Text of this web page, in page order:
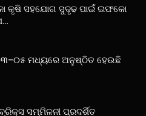
କୃଷି ସହଯୋଗ ସୁଦୃଢ ପାଇଁ ଇଫକୋ
ମଧ୍ୟରେ ଅନୁଷ୍ଠିତ ହେଉଛି
ବ୍ରିକ୍ସ ସମ୍ମିଳନୀ ପ୍ରଦର୍ଶିତ